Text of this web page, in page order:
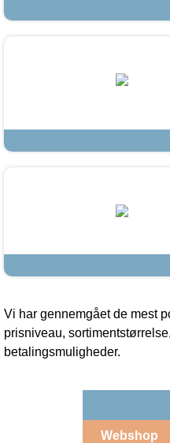
Vi har gennemgået de mest
prisniveau,
betalingsmuligheder.
Webshop